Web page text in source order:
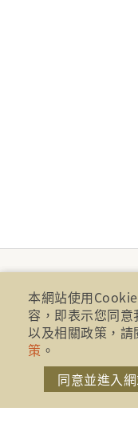
財團法人金
本網站使用
容，即表示您同
以及相關政策，請
策 。
同意並進入
本網站使用
容，即表示您同
以及相關政策，請
策 。
同意並進入